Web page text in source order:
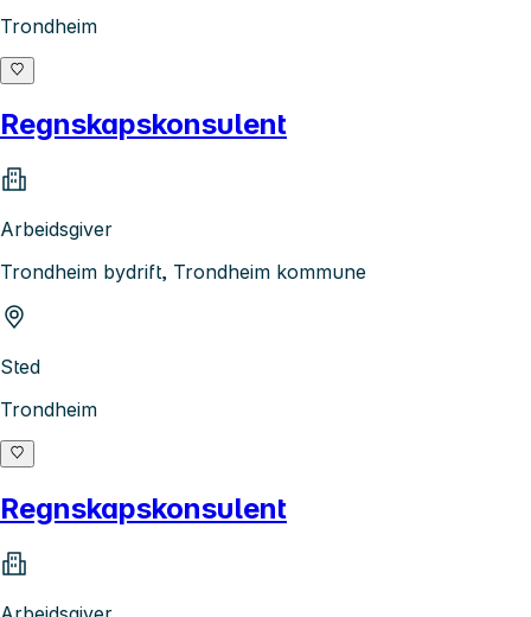
Trondheim
Regnskapskonsulent
Arbeidsgiver
Trondheim bydrift, Trondheim kommune
Sted
Trondheim
Regnskapskonsulent